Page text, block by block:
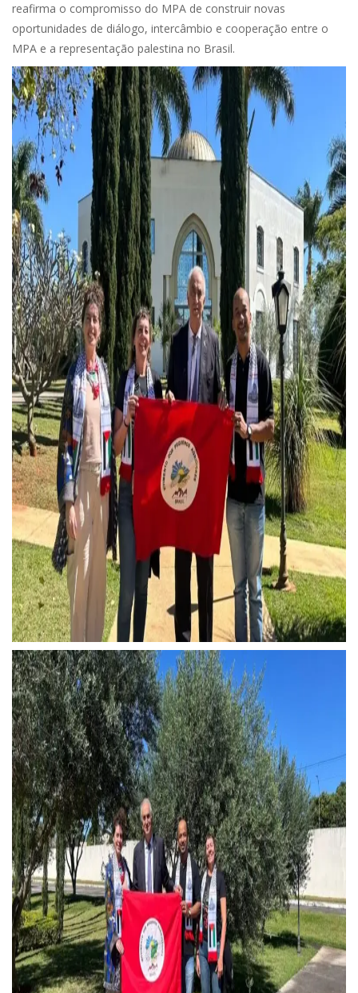
reafirma o compromisso do MPA de construir novas
oportunidades de diálogo, intercâmbio e cooperação entre o
MPA e a representação palestina no Brasil.